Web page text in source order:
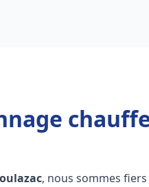
, nous sommes